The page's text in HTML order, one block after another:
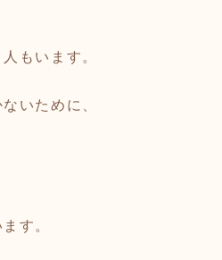
もいます。
いために、
す。